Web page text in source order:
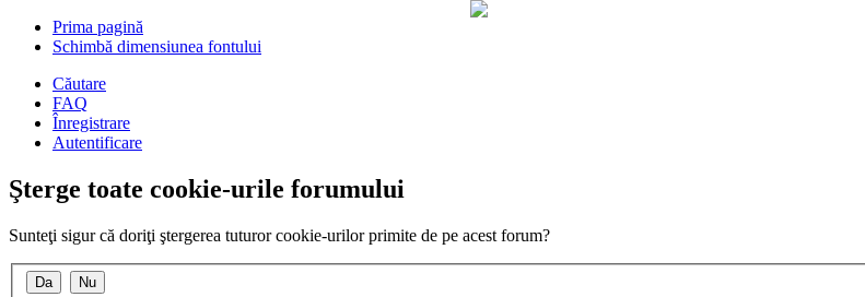
Prima pagină
Schimbă dimensiunea fontului
Căutare
FAQ
Înregistrare
Autentificare
Şterge toate cookie-urile forumului
Sunteţi sigur că doriţi ştergerea tuturor cookie-urilor primite de pe acest forum?